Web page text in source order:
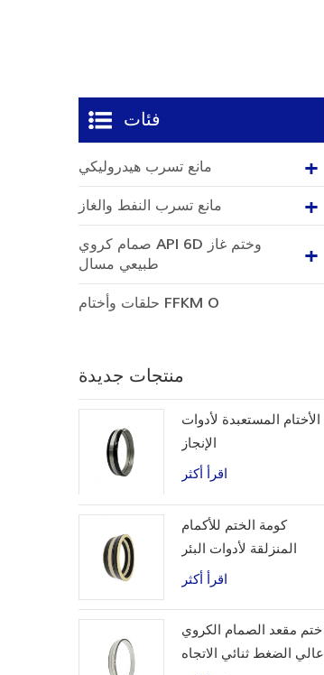
فئات
مانع تسرب هيدروليكي
مانع تسرب النفط والغاز
صمام كروي API 6D وختم غاز
طبيعي مسال
حلقات وأختام FFKM O
منتجات جديدة
الأختام المستعبدة لأدوات
الإنجاز
اقرأ أكثر
كومة الختم للأكمام
المنزلقة لأدوات البئر
اقرأ أكثر
ختم مقعد الصمام الكروي
عالي الضغط ثنائي الاتجاه